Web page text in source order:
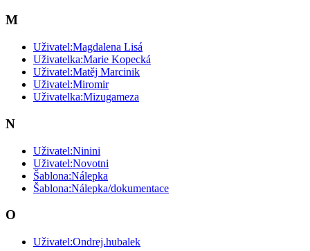
M
Uživatel:Magdalena Lisá
Uživatelka:Marie Kopecká
Uživatel:Matěj Marcinik
Uživatel:Miromir
Uživatelka:Mizugameza
N
Uživatel:Ninini
Uživatel:Novotni
Šablona:Nálepka
Šablona:Nálepka/dokumentace
O
Uživatel:Ondrej.hubalek